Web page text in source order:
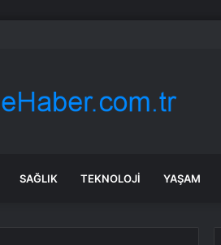
başarıya imza attı
SAĞLIK TEKNOLOJI YAŞAM